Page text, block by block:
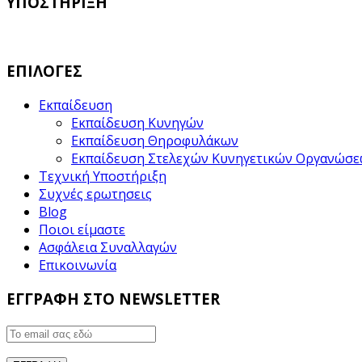
ΕΠΙΛΟΓΕΣ
Εκπαίδευση
Εκπαίδευση Κυνηγών
Εκπαίδευση Θηροφυλάκων
Εκπαίδευση Στελεχών Κυνηγετικών
Τεχνική Υποστήριξη
Συχνές ερωτησεις
Blog
Ποιοι είμαστε
Ασφάλεια Συναλλαγών
Επικοινωνία
ΕΓΓΡΑΦΗ ΣΤΟ NEWSLETTER